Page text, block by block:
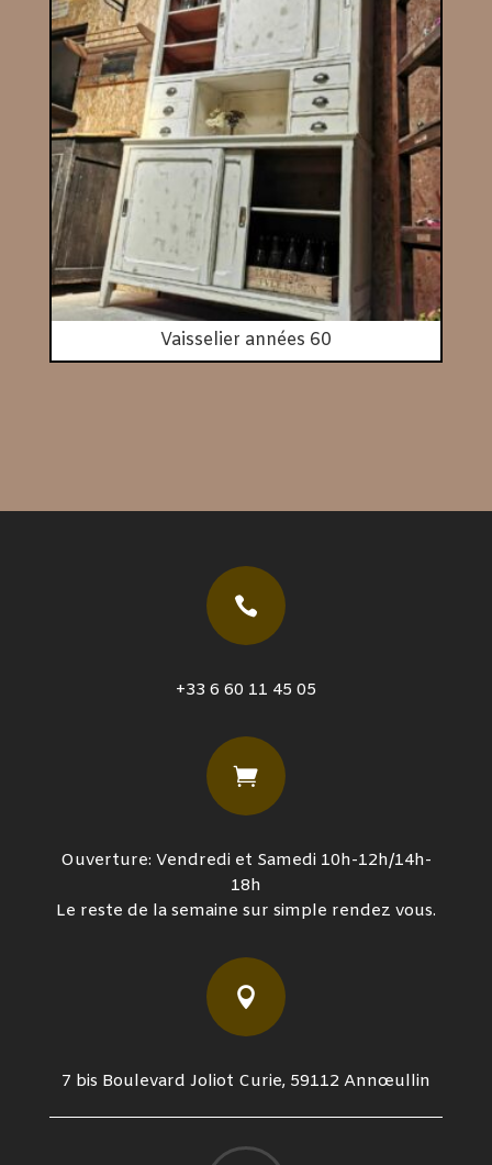
Vaisselier années 60

+33 6 60 11 45 05

Ouverture: Vendredi et Samedi 10h-12h/14h-
18h
Le reste de la semaine sur simple rendez vous.

7 bis Boulevard Joliot Curie, 59112 Annœullin